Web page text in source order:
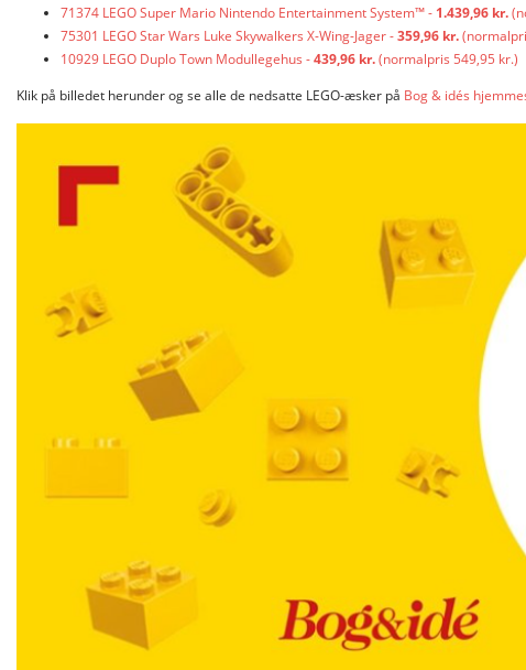
71374 LEGO Super Mario Nintendo Entertainment System™ - 1.439,96 kr.
75301 LEGO Star Wars Luke Skywalkers X-Wing-Jager -359,96 kr.
10929 LEGO Duplo Town Modullegehus -439,96 kr.(normalpris 549,95 kr.)
Klik på billedet herunder og se alle de nedsatte LEGO-æsker på Bog & idés